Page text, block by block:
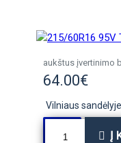
aukštus įvertinimo
64.00€
Vilniaus
Į